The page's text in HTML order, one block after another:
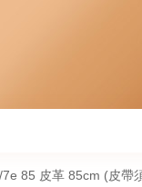
85 皮革 85cm (皮帶